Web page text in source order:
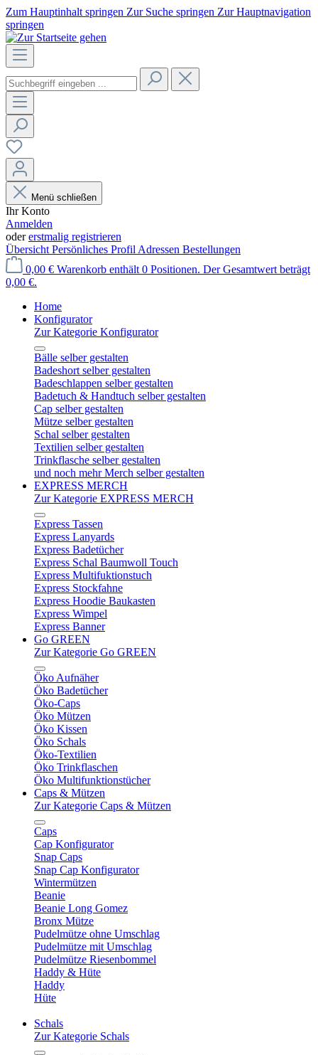
Zum Hauptinhalt springen Zur Suche springen Zur Hauptnavigation
springen
Menü schließen
Ihr Konto
Anmelden
odererstmalig registrieren
Übersicht Persönliches Profil Adressen Bestellungen
0,00 € Warenkorb enthält 0 Positionen. Der Gesamtwert beträgt
0,00 €.
Home
Konfigurator
Zur Kategorie Konfigurator
Bälle selber gestalten
Badeshort selber gestalten
Badeschlappen selber gestalten
Badetuch & Handtuch selber gestalten
Cap selber gestalten
Mütze selber gestalten
Schal selber gestalten
Textilien selber gestalten
Trinkflasche selber gestalten
und noch mehr Merch selber gestalten
EXPRESS MERCH
Zur Kategorie EXPRESS MERCH
Express Tassen
Express Lanyards
Express Badetücher
Express Schal Baumwoll Touch
Express Multifuktionstuch
Express Stockfahne
Express Hoodie Baukasten
Express Wimpel
Express Banner
Go GREEN
Zur Kategorie Go GREEN
Öko Aufnäher
Öko Badetücher
Öko-Caps
Öko Mützen
Öko Kissen
Öko Schals
Öko-Textilien
Öko Trinkflaschen
Öko Multifunktionstücher
Caps & Mützen
Zur Kategorie Caps & Mützen
Caps
Cap Konfigurator
Snap Caps
Snap Cap Konfigurator
Wintermützen
Beanie
Beanie Long Gomez
Bronx Mütze
Pudelmütze ohne Umschlag
Pudelmütze mit Umschlag
Pudelmütze Riesenbommel
Haddy & Hüte
Haddy
Hüte
Schals
Zur Kategorie Schals